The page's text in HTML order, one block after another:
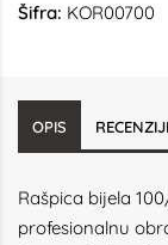
Šifra: KOR00700
OPIS
Rašpica bijela
profesionalnu